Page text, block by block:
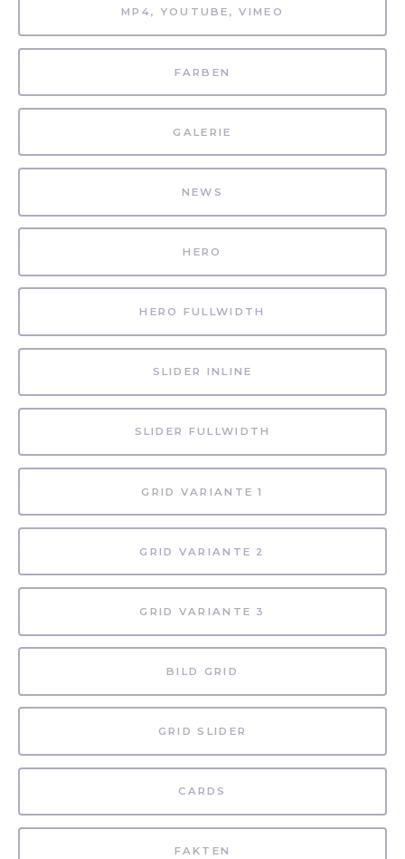
MP4, YOUTUBE, VIMEO
FARBEN
GALERIE
NEWS
HERO
HERO FULLWIDTH
SLIDER INLINE
SLIDER FULLWIDTH
GRID VARIANTE 1
GRID VARIANTE 2
GRID VARIANTE 3
BILD GRID
GRID SLIDER
CARDS
FAKTEN